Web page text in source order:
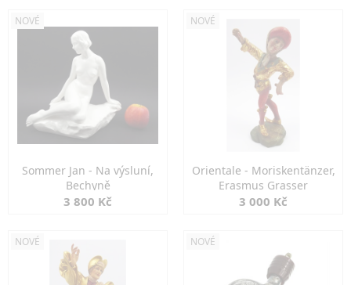
NOVÉ
Sommer Jan - Na výsluní,
Bechyně
3 800 Kč
NOVÉ
Orientale - Moriskentänzer,
Erasmus Grasser
3 000 Kč
NOVÉ NOVÉ